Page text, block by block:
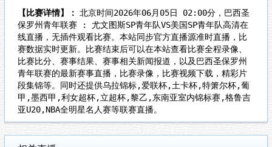
【比赛详情】： 北京时间2026年06月05日 02:00分，巴西圣
保罗州青年联赛 : 尤文图斯SP青年队VS美国SP青年队高清在
线直播，无插件观看比赛。本站同步官方直播源准时直播，比
赛数据实时更新。比赛结束后可以在本站查看比赛全程录像、
比赛比分、赛事结果、赛事相关新闻报道，以及巴西圣保罗州
青年联赛的最新赛事直播，比赛录像，比赛视频下载，精彩片
段集锦等。同时还提供乌拉锦标,爱联杯,土卡杯,特箫尔杯,葡
甲,墨西甲,利女超杯,立超杯,黎乙,东南亚室内锦标赛,格鲁吉
亚U20,NBA全明星名人赛等联赛直播。